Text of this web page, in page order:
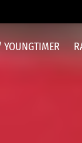
YOUNGTIMER